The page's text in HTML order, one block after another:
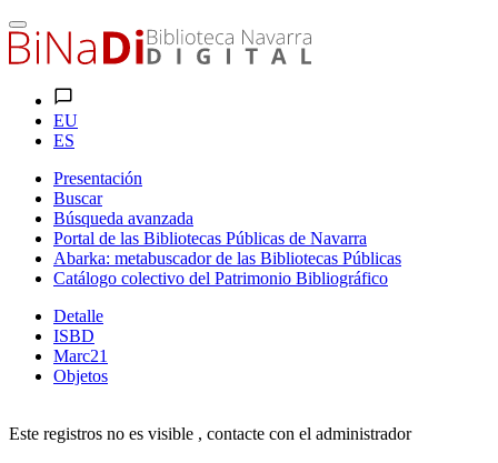
EU
ES
Presentación
Buscar
Búsqueda avanzada
Portal de las Bibliotecas Públicas de Navarra
Abarka: metabuscador de las Bibliotecas Públicas
Catálogo colectivo del Patrimonio Bibliográfico
Detalle
ISBD
Marc21
Objetos
Este registros no es visible , contacte con el administrador